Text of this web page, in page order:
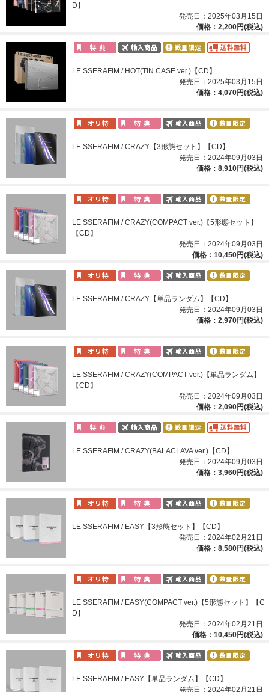
D】
発売日：2025年03月15日
価格：2,200円(税込)
LE SSERAFIM / HOT(TIN CASE ver.)【CD】
発売日：2025年03月15日
価格：4,070円(税込)
LE SSERAFIM / CRAZY【3形態セット】【CD】
発売日：2024年09月03日
価格：8,910円(税込)
LE SSERAFIM / CRAZY(COMPACT ver.)【5形態セット】
【CD】
発売日：2024年09月03日
価格：10,450円(税込)
LE SSERAFIM / CRAZY【単品ランダム】【CD】
発売日：2024年09月03日
価格：2,970円(税込)
LE SSERAFIM / CRAZY(COMPACT ver.)【単品ランダム】
【CD】
発売日：2024年09月03日
価格：2,090円(税込)
LE SSERAFIM / CRAZY(BALACLAVA ver.)【CD】
発売日：2024年09月03日
価格：3,960円(税込)
LE SSERAFIM / EASY【3形態セット】【CD】
発売日：2024年02月21日
価格：8,580円(税込)
LE SSERAFIM / EASY(COMPACT ver.)【5形態セット】【C
D】
発売日：2024年02月21日
価格：10,450円(税込)
LE SSERAFIM / EASY【単品ランダム】【CD】
発売日：2024年02月21日